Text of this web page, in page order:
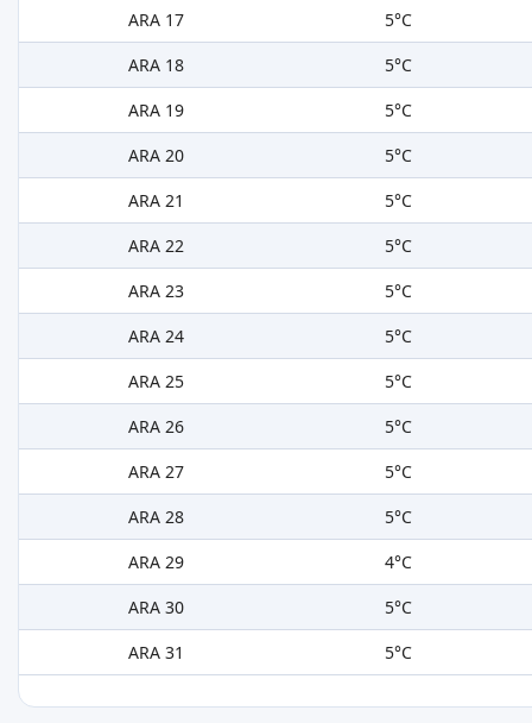
ARA 17
5°C
ARA 18
5°C
ARA 19
5°C
ARA 20
5°C
ARA 21
5°C
ARA 22
5°C
ARA 23
5°C
ARA 24
5°C
ARA 25
5°C
ARA 26
5°C
ARA 27
5°C
ARA 28
5°C
ARA 29
4°C
ARA 30
5°C
ARA 31
5°C